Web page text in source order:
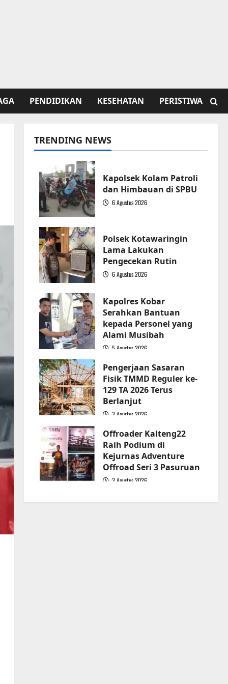
PENDIDIKAN KESEHATAN PERISTIWA
TRENDING NEWS
Kapolsek Kolam Patroli
dan Himbauan di SPBU
6 Agustus 2026
Polsek Kotawaringin
Lama Lakukan
Pengecekan Rutin
6 Agustus 2026
Kapolres Kobar
Serahkan Bantuan
kepada Personel yang
Alami Musibah
5 Agustus 2026
Pengerjaan Sasaran
Fisik TMMD Reguler ke-
129 TA 2026 Terus
Berlanjut
3 Agustus 2026
Offroader Kalteng22
Raih Podium di
Kejurnas Adventure
Offroad Seri 3 Pasuruan
3 Agustus 2026